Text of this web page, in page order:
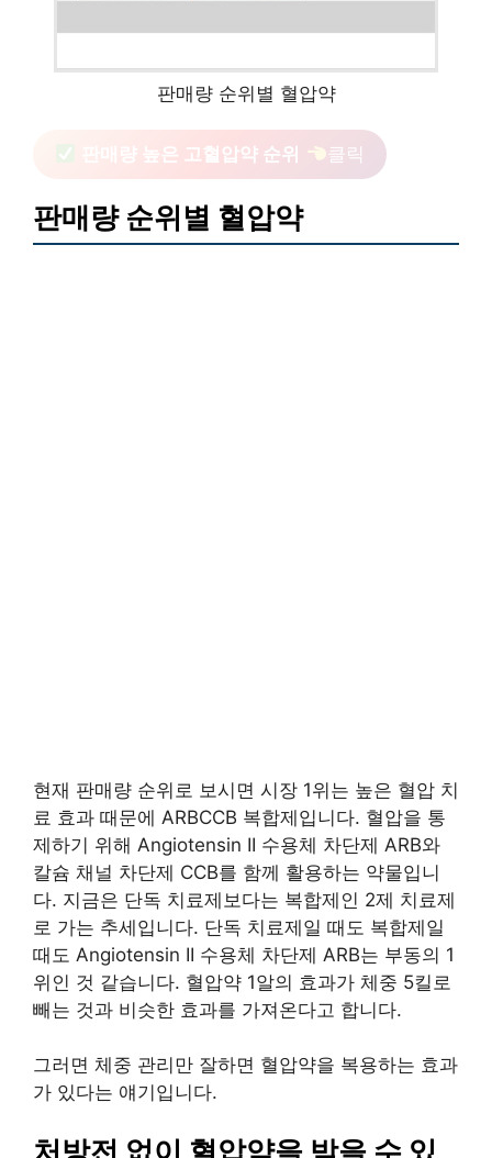
판매량 순위별 혈압약
판매량 높은 고혈압약 순위 클릭
판매량 순위별 혈압약
현재 판매량 순위로 보시면 시장 1위는 높은 혈압 치
료 효과 때문에 ARBCCB 복합제입니다. 혈압을 통
제하기 위해 Angiotensin II 수용체 차단제 ARB와
칼슘 채널 차단제 CCB를 함께 활용하는 약물입니
다. 지금은 단독 치료제보다는 복합제인 2제 치료제
로 가는 추세입니다. 단독 치료제일 때도 복합제일
때도 Angiotensin II 수용체 차단제 ARB는 부동의 1
위인 것 같습니다. 혈압약 1알의 효과가 체중 5킬로
빼는 것과 비슷한 효과를 가져온다고 합니다.
그러면 체중 관리만 잘하면 혈압약을 복용하는 효과
가 있다는 얘기입니다.
처방전 없이 혈압약을 받을 수 있